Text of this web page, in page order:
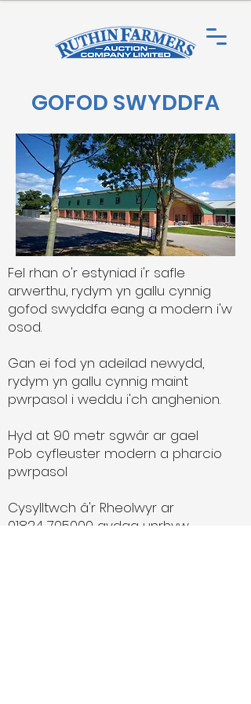
GOFOD SWYDDFA
Fel rhan o'r estyniad i'r safle
arwerthu, rydym yn gallu cynnig
gofod swyddfa eang a modern i'w
osod.
Gan ei fod yn adeilad newydd,
rydym yn gallu cynnig maint
pwrpasol i weddu i'ch anghenion.
Hyd at 90 metr sgwâr ar gael
Pob cyfleuster modern a pharcio
pwrpasol
Cysylltwch â'r Rheolwyr ar
01824 705000 gydag unrhyw